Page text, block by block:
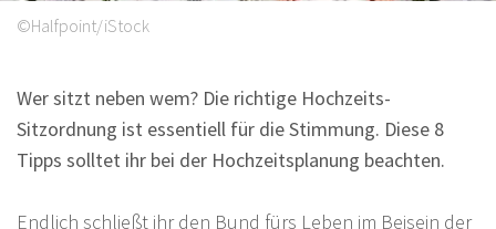
©Halfpoint/iStock
Wer sitzt neben wem? Die richtige Hochzeits-
Sitzordnung ist essentiell für die Stimmung. Diese 8
Tipps solltet ihr bei der Hochzeitsplanung beachten.
Endlich schließt ihr den Bund fürs Leben im Beisein der